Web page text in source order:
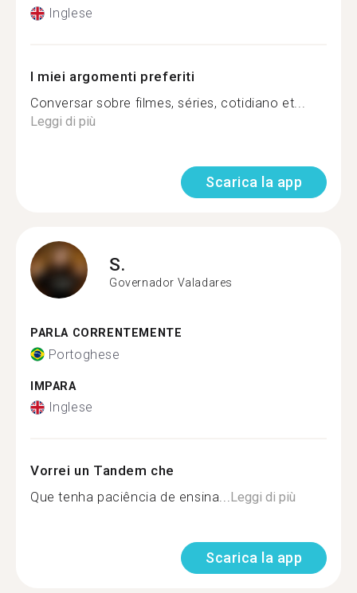
Inglese
I miei argomenti preferiti
Conversar sobre filmes, séries, cotidiano et...
Leggi di più
Scarica la app
S.
Governador Valadares
PARLA CORRENTEMENTE
Portoghese
IMPARA
Inglese
Vorrei un Tandem che
Que tenha paciência de ensina...Leggi di più
Scarica la app